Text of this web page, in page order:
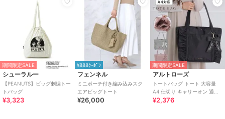
期間限定SALE
シューラルー
【PEANUTS】ビッグ刺繍トー
トバッグ
¥3,323
¥888ｸｰﾎﾟﾝ
フェンネル
ミニポーチ付き編み込みスク
エアビッグトート
¥26,000
期間限定SALE
アルトローズ
トートバッグ トート 大容量
A4 仕切り キャリーオン 通学
フリル リボン ローズヒップ
¥2,376